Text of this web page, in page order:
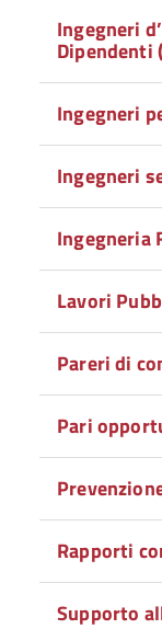
Ingegneri
Dipendenti
Ingegneri
Ingegneri
Ingegneria
Lavori
Pareri di
Pari
Rapporti
Supporto